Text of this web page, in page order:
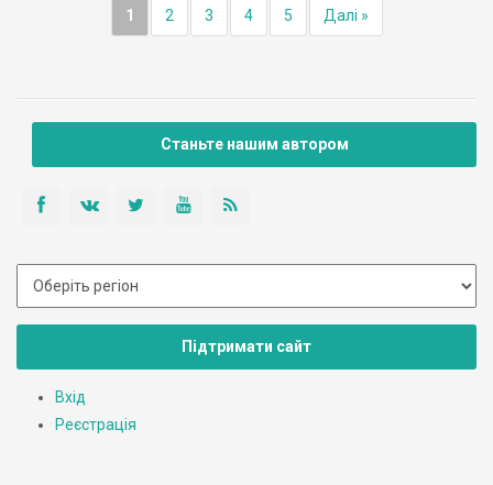
1 2 3 4 5 Далі »
Станьте нашим автором
Підтримати сайт
Вхід
Реєстрація